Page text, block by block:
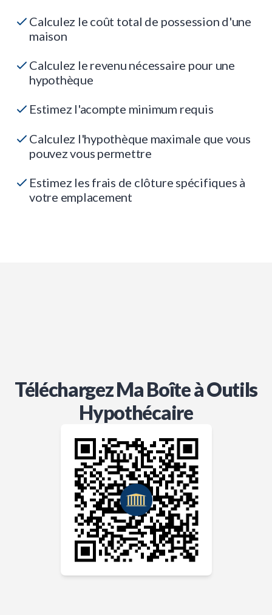
Calculez le coût total de possession d'une
maison
Calculez le revenu nécessaire pour une
hypothèque
Estimez l'acompte minimum requis
Calculez l'hypothèque maximale que vous
pouvez vous permettre
Estimez les frais de clôture spécifiques à
votre emplacement
Téléchargez Ma Boîte à Outils
Hypothécaire